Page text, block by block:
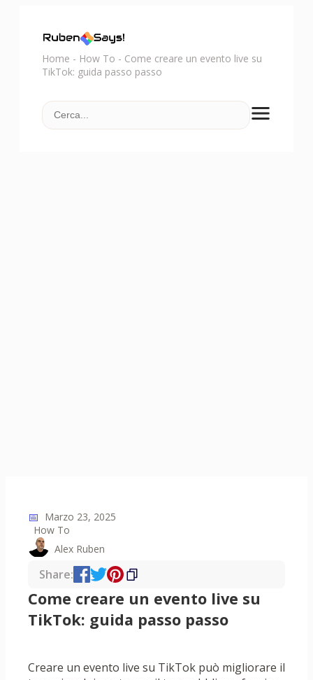
Home - How To - Come creare un evento live su
TikTok: guida passo passo
📅 Marzo 23, 2025
How To
Alex Ruben
Share:
Come creare un evento live su
TikTok: guida passo passo
Creare un evento live su TikTok può migliorare il